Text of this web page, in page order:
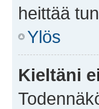
heittää
Ylös
Kieltäni